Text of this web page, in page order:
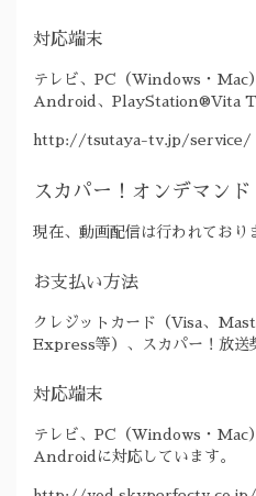
対応端末
テレビ、PC（Windows・Mac
Android、PlayStation®Vita
http://tsutaya-tv.jp/service/
スカパー！オンデマンド
現在、動画配信は行われており
お支払い方法
クレジットカード（Visa、
Express等）、スカパー！放送
対応端末
テレビ、PC（Windows・Mac
Androidに対応しています。